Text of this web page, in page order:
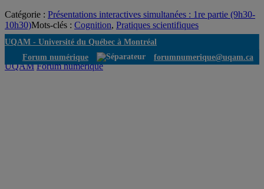
Catégorie : Présentations interactives simultanées : 1re partie (9h30-
10h30)Mots-clés : Cognition, Pratiques scientifiques
UQAM - Université du Québec à Montréal
Forum numérique
forumnumerique@uqam.ca
UQAM Forum numérique